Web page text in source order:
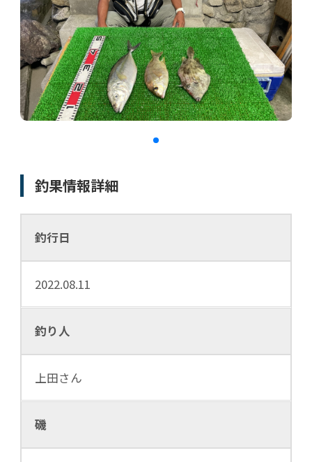
釣果情報詳細
釣行日
2022.08.11
釣り人
上田さん
磯